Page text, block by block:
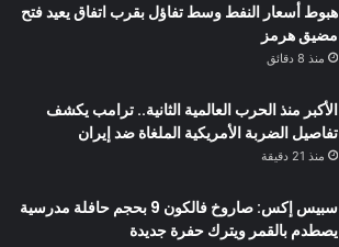
هبوط أسعار النفط وسط تفاؤل بقرب اتفاق يعيد فتح
مضيق هرمز
منذ 8 دقائق
الأكبر منذ الحرب العالمية الثانية.. ترامب يكشف
تفاصيل الضربة الأمريكية الملغاة ضد إيران
منذ 21 دقيقة
سبيس إكس: صاروخ فالكون 9 بحجم حافلة مدرسية
يصطدم بالقمر ويترك حفرة جديدة